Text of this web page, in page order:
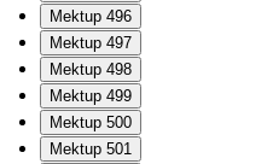
Mektup 496
Mektup 497
Mektup 498
Mektup 499
Mektup 500
Mektup 501